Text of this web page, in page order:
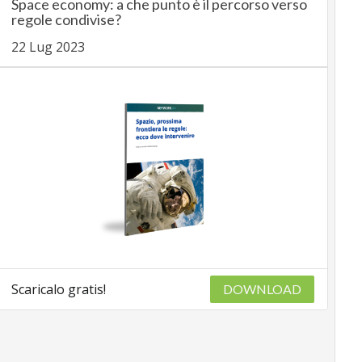
Space economy: a che punto è il percorso verso
regole condivise?
22 Lug 2023
Scaricalo gratis! DOWNLOAD